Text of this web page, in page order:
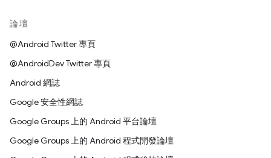
論壇
@Android Twitter 專頁
@AndroidDev Twitter 專頁
Android 網誌
Google 安全性網誌
Google Groups 上的 Android 平台論壇
Google Groups 上的 Android 程式開發論壇